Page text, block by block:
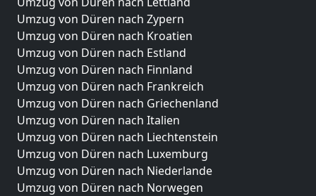
Umzug von Düren nach Zypern
Umzug von Düren nach Kroatien
Umzug von Düren nach Estland
Umzug von Düren nach Finnland
Umzug von Düren nach Frankreich
Umzug von Düren nach Griechenland
Umzug von Düren nach Italien
Umzug von Düren nach Liechtenstein
Umzug von Düren nach Luxemburg
Umzug von Düren nach Niederlande
Umzug von Düren nach Norwegen